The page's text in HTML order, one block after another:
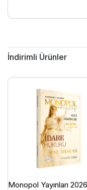
İndirimli Ürünler
Monopol Yayınları